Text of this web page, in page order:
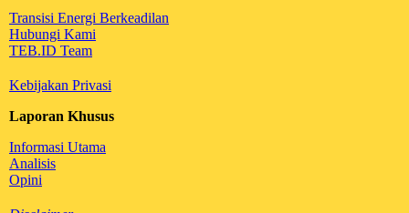
Transisi Energi Berkeadilan
Hubungi Kami
TEB.ID Team
Kebijakan Privasi
Laporan Khusus
Informasi Utama
Analisis
Opini